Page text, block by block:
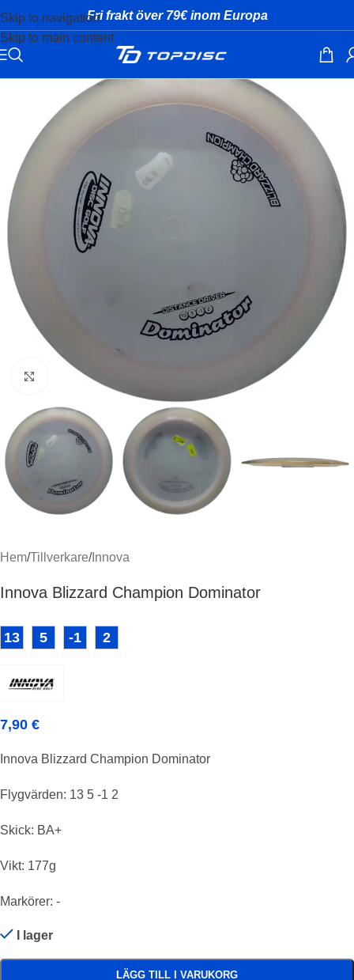
Skip to navigation
Skip to main content
Fri frakt över 79€ inom Europa
Klicka för att förstora
Hem/Tillverkare/Innova
Innova Blizzard Champion Dominator
13 5 -1 2
7,90 €
Innova Blizzard Champion Dominator
Flygvärden: 13 5 -1 2
Skick: BA+
Vikt: 177g
Markörer: -
I lager
LÄGG TILL I VARUKORG